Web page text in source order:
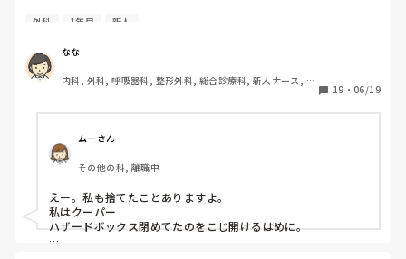
今日はじめての創処置をしました。
ゴミと一緒に、ノリで鑷子達を捨てました。。
患者に使用した物品は使い捨て、という認識が頭の中にあっ
て…。
プリセプターに
「普通鑷子捨てる！？明らかに使い捨てて良いような安物じ
ゃないよね？」
「そんなミスした新人、あなたが初めてだよ」
と言われました。。
たしかに、よくよく考えてみれば
手術室で使った物品も全部滅菌して使いまわすし、
外科 1年目 新人
なな
内科, 外科, 呼吸器科, 整形外科, 総合診療科, 新人ナース, 脳
19 ・ 06/19
ムーさん
その他の科, 離職中
えー。私も捨てたことありますよ。
私はクーパー
ハザードボックス閉めてたのをこじ開けるはめに。